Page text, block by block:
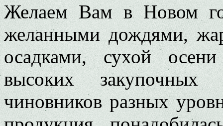
Желаем Вам в Новом
желанными дождями,
осадками, сухой
высоких закупочных
чиновников разных